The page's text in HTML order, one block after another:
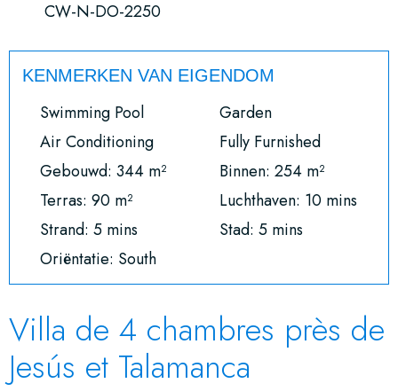
CW-N-DO-2250
KENMERKEN VAN EIGENDOM
Swimming Pool
Garden
Air Conditioning
Fully Furnished
Gebouwd: 344 m²
Binnen: 254 m²
Terras: 90 m²
Luchthaven: 10 mins
Strand: 5 mins
Stad: 5 mins
Oriëntatie: South
Villa de 4 chambres près de
Jesús et Talamanca